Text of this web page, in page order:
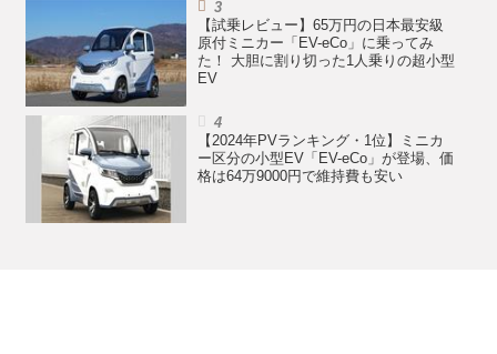
【試乗レビュー】65万円の日本最安級
原付ミニカー「EV-eCo」に乗ってみ
た！ 大胆に割り切った1人乗りの超小型
EV
【2024年PVランキング・1位】ミニカ
ー区分の小型EV「EV-eCo」が登場、価
格は64万9000円で維持費も安い